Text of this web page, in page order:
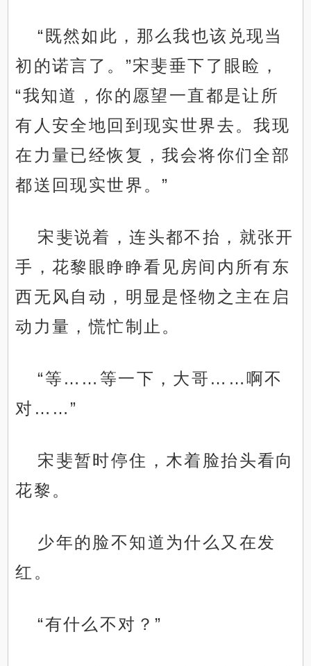
“既然如此，那么我也该兑现当
初的诺言了。”宋斐垂下了眼睑，
“我知道，你的愿望一直都是让所
有人安全地回到现实世界去。我现
在力量已经恢复，我会将你们全部
都送回现实世界。”
宋斐说着，连头都不抬，就张开
手，花黎眼睁睁看见房间内所有东
西无风自动，明显是怪物之主在启
动力量，慌忙制止。
“等……等一下，大哥……啊不
对……”
宋斐暂时停住，木着脸抬头看向
花黎。
少年的脸不知道为什么又在发
红。
“有什么不对？”